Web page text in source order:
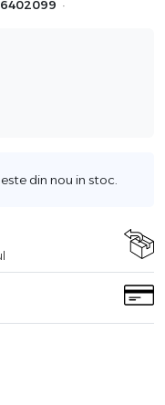
·
din nou in stoc.